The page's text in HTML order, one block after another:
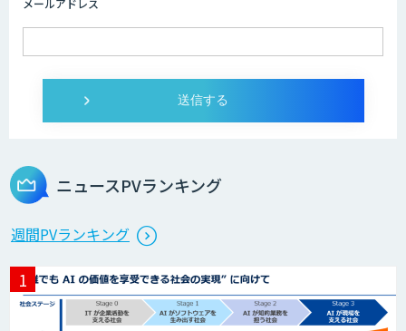
メールアドレス
ニュースPVランキング
週間PVランキング